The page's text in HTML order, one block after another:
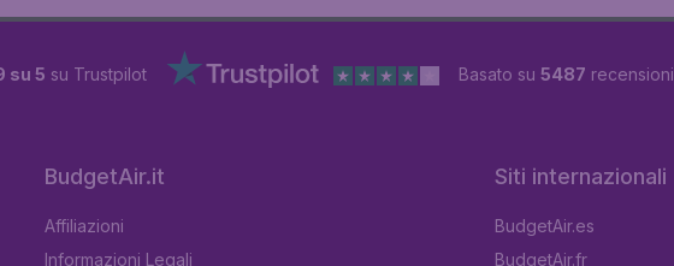
su 5 su Trustpilot Basato su 5487
BudgetAir.it
Affiliazioni
Informazioni Legali
Siti internazionali
BudgetAir.es
BudgetAir.fr